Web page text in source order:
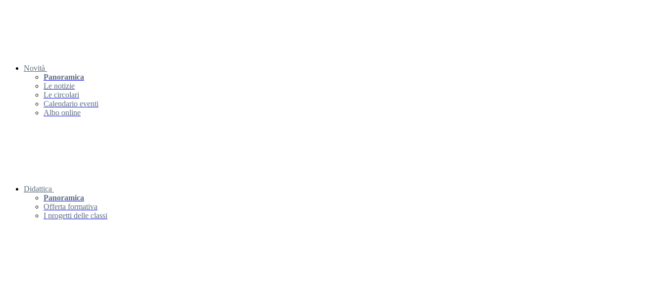
Novità
Panoramica
Le notizie
Le circolari
Calendario eventi
Albo online
Didattica
Panoramica
Offerta formativa
I progetti delle classi